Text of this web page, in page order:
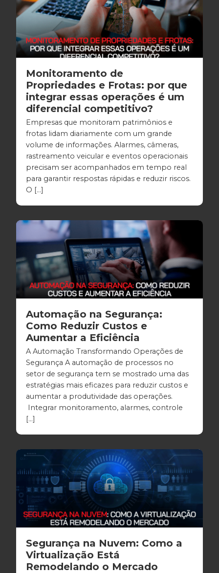
Monitoramento de
Propriedades e Frotas: por que
integrar essas operações é um
diferencial competitivo?
Empresas que monitoram patrimônios e
frotas lidam diariamente com um grande
volume de informações. Alarmes, câmeras,
rastreamento veicular e eventos operacionais
precisam ser acompanhados em tempo real
para garantir respostas rápidas e reduzir riscos.
O […]
Automação na Segurança:
Como Reduzir Custos e
Aumentar a Eficiência
A Automação Transformando Operações de
Segurança A automação de processos no
setor de segurança tem se mostrado uma das
estratégias mais eficazes para reduzir custos e
aumentar a produtividade das operações.
Integrar monitoramento, alarmes, controle
[…]
Segurança na Nuvem: Como a
Virtualização Está
Remodelando o Mercado